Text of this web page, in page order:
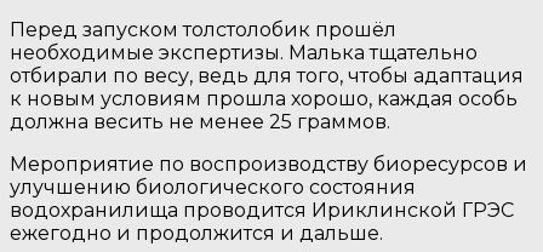
Перед запуском толстолобик прошёл
необходимые экспертизы. Малька тщательно
отбирали по весу, ведь для того, чтобы адаптация
к новым условиям прошла хорошо, каждая особь
должна весить не менее 25 граммов.
Мероприятие по воспроизводству биоресурсов и
улучшению биологического состояния
водохранилища проводится Ириклинской ГРЭС
ежегодно и продолжится и дальше.